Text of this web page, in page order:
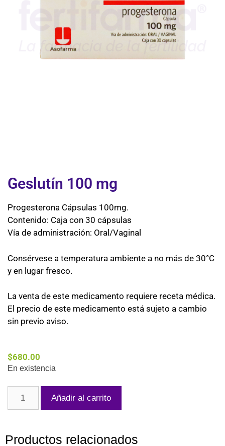
Geslutín 100 mg
Progesterona Cápsulas 100mg.
Contenido: Caja con 30 cápsulas
Vía de administración: Oral/Vaginal
Consérvese a temperatura ambiente a no más de 30°C
y en lugar fresco.
La venta de este medicamento requiere receta médica.
El precio de este medicamento está sujeto a cambio
sin previo aviso.
$680.00
En existencia
Añadir al carrito
Productos relacionados